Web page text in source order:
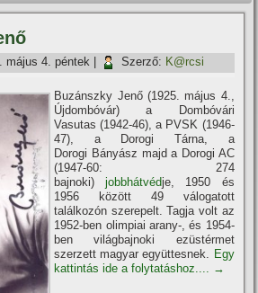
május 4. péntek Szerző: K@rcsi
Buzánszky Jenő (1925. május 4.,
Újdombóvár) a Dombóvári
Vasutas (1942-46), a PVSK (1946-
47), a Dorogi Tárna, a
Dorogi Bányász majd a Dorogi AC
(1947-60: 274
bajnoki)jobbhátvédje, 1950 és
1956 között 49 válogatott
találkozón szerepelt. Tagja volt az
1952-ben olimpiai arany-, és 1954-
ben világbajnoki ezüstérmet
szerzett magyar együttesnek. Egy
kattintás ide a folytatáshoz.... →